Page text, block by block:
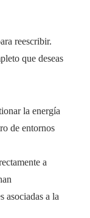
reescribir.
que deseas
la energía
de entornos
a
asociadas a la